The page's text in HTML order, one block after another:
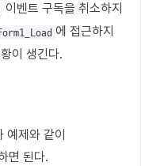
이벤트 구독을 취소하지
에 접근하지
이 생긴다.
제와 같이
면 된다.